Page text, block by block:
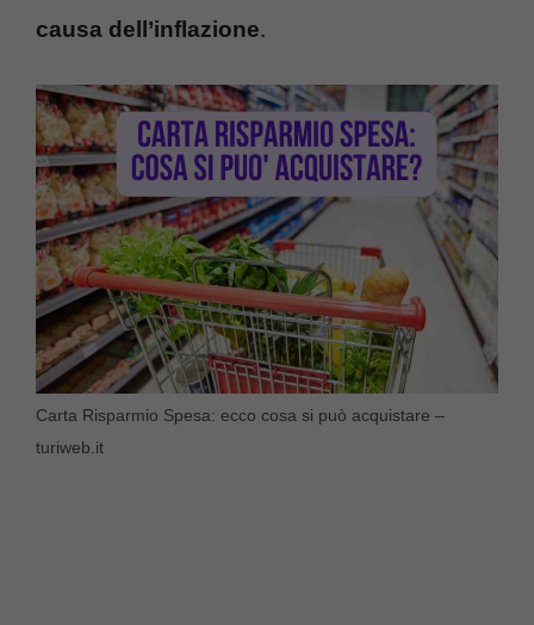
causa dell’inflazione.
Carta Risparmio Spesa: ecco cosa si può acquistare –
turiweb.it